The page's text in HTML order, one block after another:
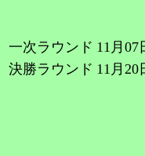
一次ラウンド 11月07
決勝ラウンド 11月